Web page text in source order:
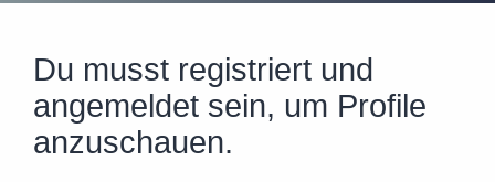
Du musst registriert und
angemeldet sein, um Profile
anzuschauen.